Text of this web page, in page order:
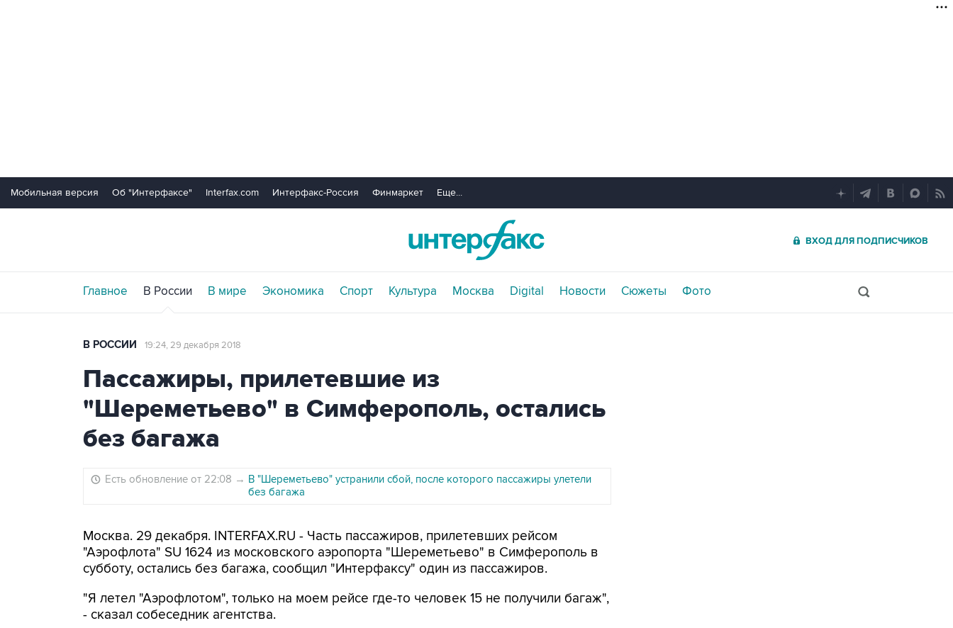
Мобильная версия Об "Интерфаксе" Interfax.com Интерфакс-Россия Финмаркет Еще...
ВХОД ДЛЯ ПОДПИСЧИКОВ
Главное В России В мире Экономика Спорт Культура Москва Digital Новости Сюжеты Фото
В РОССИИ 19:24, 29 декабря 2018
Пассажиры, прилетевшие из
"Шереметьево" в Симферополь, остались
без багажа
Есть обновление от 22:08 → В "Шереметьево" устранили сбой, после которого пассажиры улетели
без багажа
Москва. 29 декабря. INTERFAX.RU - Часть пассажиров, прилетевших рейсом
"Аэрофлота" SU 1624 из московского аэропорта "Шереметьево" в Симферополь в
субботу, остались без багажа, сообщил "Интерфаксу" один из пассажиров.
"Я летел "Аэрофлотом", только на моем рейсе где-то человек 15 не получили багаж",
- сказал собеседник агентства.